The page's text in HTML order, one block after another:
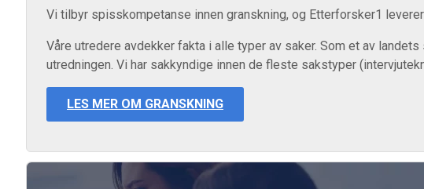
Vi tilbyr spisskompetanse innen granskning, og Etterforsker1
Våre utredere avdekker fakta i alle typer av saker. Som et av
utredningen. Vi har sakkyndige innen de fleste sakstyper
LES MER OM GRANSKNING